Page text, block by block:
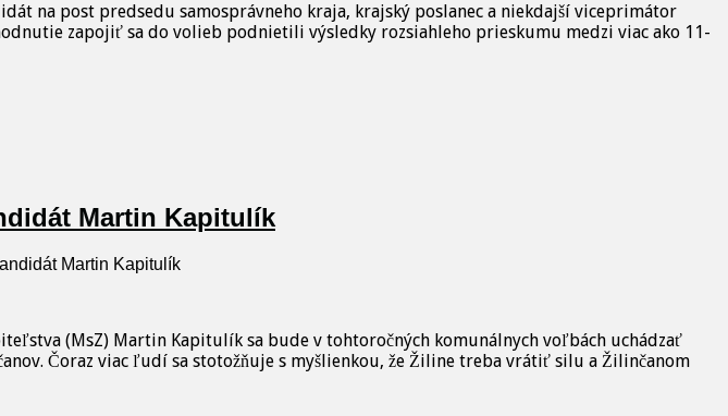
na post predsedu samosprávneho kraja, krajský poslanec a niekdajší viceprimátor
zapojiť sa do volieb podnietili výsledky rozsiahleho prieskumu medzi viac ako 11-
Martin Kapitulík
Martin Kapitulík
(MsZ) Martin Kapitulík sa bude v tohtoročných komunálnych voľbách uchádzať
Čoraz viac ľudí sa stotožňuje s myšlienkou, že Žiline treba vrátiť silu a Žilinčanom